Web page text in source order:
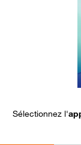
Sélectionnez l'